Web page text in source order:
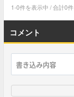
1-0件を表示中 / 合計0件
コメント